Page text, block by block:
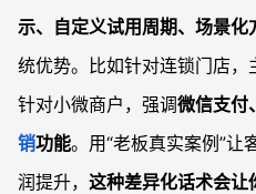
示、自定义试用周期、场景化
统优势。比如针对连锁门店，
针对小微商户，强调微信支付、
销功能。用“老板真实案例”让
润提升， 这种差异化话术会让